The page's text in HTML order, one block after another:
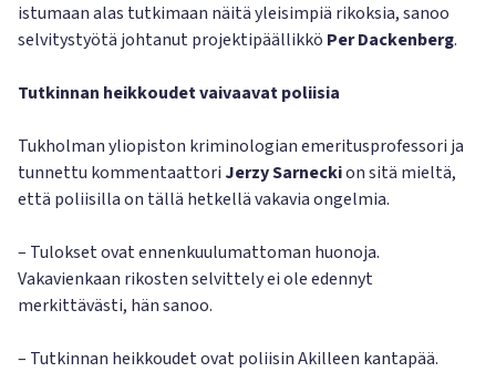
istumaan alas tutkimaan näitä yleisimpiä rikoksia, sanoo
selvitystyötä johtanut projektipäällikkö Per Dackenberg.
Tutkinnan heikkoudet vaivaavat poliisia
Tukholman yliopiston kriminologian emeritusprofessori ja
tunnettu kommentaattori Jerzy Sarneckion sitä mieltä,
että poliisilla on tällä hetkellä vakavia ongelmia.
– Tulokset ovat ennenkuulumattoman huonoja.
Vakavienkaan rikosten selvittely ei ole edennyt
merkittävästi, hän sanoo.
– Tutkinnan heikkoudet ovat poliisin Akilleen kantapää.